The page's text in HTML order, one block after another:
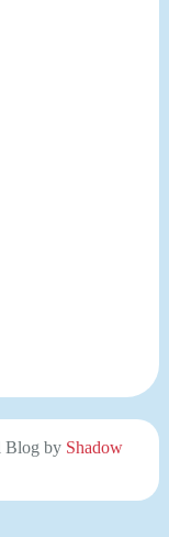
Blog by Shadow